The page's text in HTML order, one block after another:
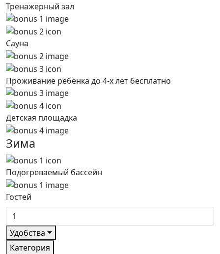
Тренажерный зал
Сауна
Проживание ребёнка до 4-х лет бесплатно
Детская площадка
Зима
Подогреваемый бассейн
Гостей
Удобства
Категория